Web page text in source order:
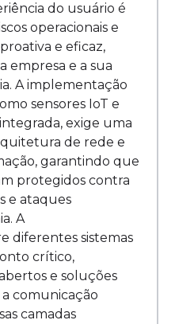
do usuário é
operacionais e
e eficaz,
empresa e a sua
A implementação
sensores IoT e
exige uma
de rede e
garantindo que
protegidos contra
e ataques
A
diferentes sistemas
crítico,
e soluções
comunicação
camadas